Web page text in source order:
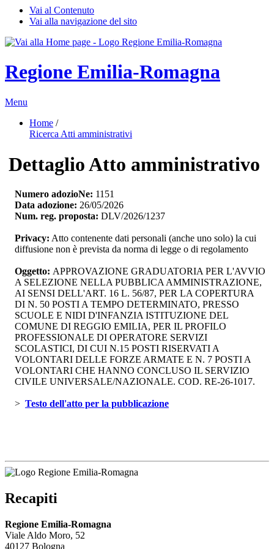
Vai al Contenuto
Vai alla navigazione del sito
Regione Emilia-Romagna
Menu
Home /
Ricerca Atti amministrativi
Dettaglio Atto amministrativo
Numero adozioNe: 1151
Data adozione: 26/05/2026
Num. reg. proposta: DLV/2026/1237
Privacy: Atto contenente dati personali (anche uno solo) la cui
diffusione non è prevista da norma di legge o di regolamento
Oggetto: APPROVAZIONE GRADUATORIA PER L'AVVIO
A SELEZIONE NELLA PUBBLICA AMMINISTRAZIONE,
AI SENSI DELL'ART. 16 L. 56/87, PER LA COPERTURA
DI N. 50 POSTI A TEMPO DETERMINATO, PRESSO
SCUOLE E NIDI D'INFANZIA ISTITUZIONE DEL
COMUNE DI REGGIO EMILIA, PER IL PROFILO
PROFESSIONALE DI OPERATORE SERVIZI
SCOLASTICI, DI CUI N.15 POSTI RISERVATI A
VOLONTARI DELLE FORZE ARMATE E N. 7 POSTI A
VOLONTARI CHE HANNO CONCLUSO IL SERVIZIO
CIVILE UNIVERSALE/NAZIONALE. COD. RE-26-1017.
> Testo dell'atto per la pubblicazione
Recapiti
Regione Emilia-Romagna
Viale Aldo Moro, 52
40127 Bologna